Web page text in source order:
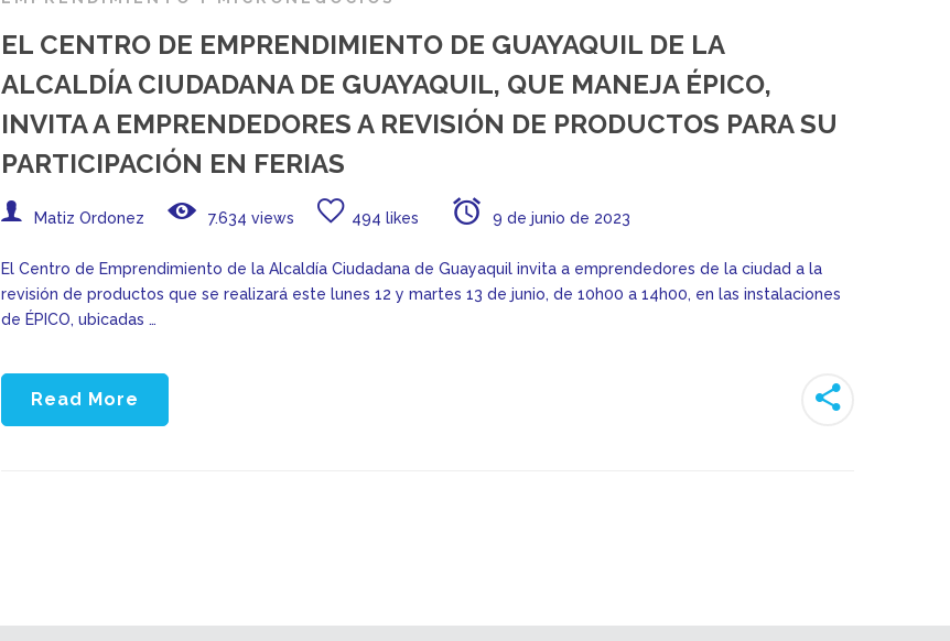
EL CENTRO DE EMPRENDIMIENTO DE GUAYAQUIL DE LA
ALCALDÍA CIUDADANA DE GUAYAQUIL, QUE MANEJA ÉPICO,
INVITA A EMPRENDEDORES A REVISIÓN DE PRODUCTOS PARA SU
PARTICIPACIÓN EN FERIAS
Matiz Ordonez 7.634 views 494 likes 9 de junio de 2023
El Centro de Emprendimiento de la Alcaldía Ciudadana de Guayaquil invita a emprendedores de la ciudad a la
revisión de productos que se realizará este lunes 12 y martes 13 de junio, de 10h00 a 14h00, en las instalaciones
de ÉPICO, ubicadas …
Read More